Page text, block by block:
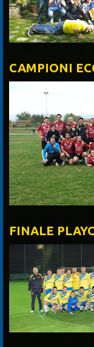
CAMPIONI
FINALE